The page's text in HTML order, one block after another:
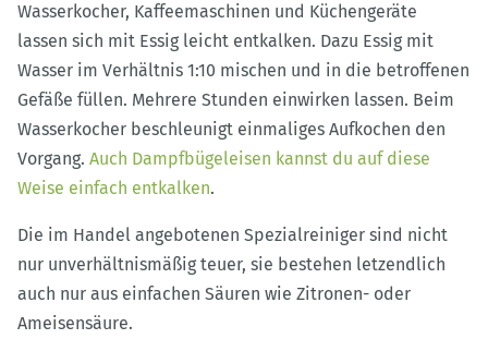
Wasserkocher, Kaffeemaschinen und Küchengeräte
lassen sich mit Essig leicht entkalken. Dazu Essig mit
Wasser im Verhältnis 1:10 mischen und in die betroffenen
Gefäße füllen. Mehrere Stunden einwirken lassen. Beim
Wasserkocher beschleunigt einmaliges Aufkochen den
Vorgang. Auch Dampfbügeleisen kannst du auf diese
Weise einfach entkalken.
Die im Handel angebotenen Spezialreiniger sind nicht
nur unverhältnismäßig teuer, sie bestehen letzendlich
auch nur aus einfachen Säuren wie Zitronen- oder
Ameisensäure.